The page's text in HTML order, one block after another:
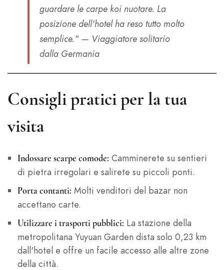
guardare le carpe koi nuotare. La
posizione dell'hotel ha reso tutto molto
semplice." — Viaggiatore solitario
dalla Germania
Consigli pratici per la tua
visita
Indossare scarpe comode: Camminerete su sentieri
di pietra irregolari e salirete su piccoli ponti.
Porta contanti: Molti venditori del bazar non
accettano carte.
Utilizzare i trasporti pubblici: La stazione della
metropolitana Yuyuan Garden dista solo 0,23 km
dall'hotel e offre un facile accesso alle altre zone
della città.